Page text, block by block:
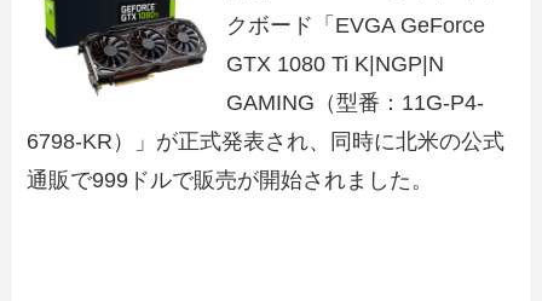
クボード「EVGA GeForce
GTX 1080 Ti K|NGP|N
GAMING（型番：11G-P4-
6798-KR）」が正式発表され、同時に北米の公式
通販で999ドルで販売が開始されました。